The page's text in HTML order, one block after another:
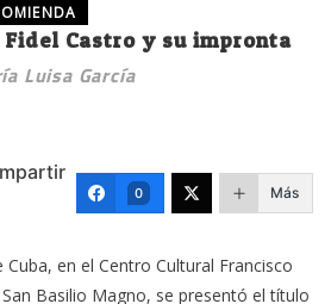
Castro y su impronta
Luisa García
0 Más
en el Centro Cultural Francisco
Basilio Magno, se presentó el título